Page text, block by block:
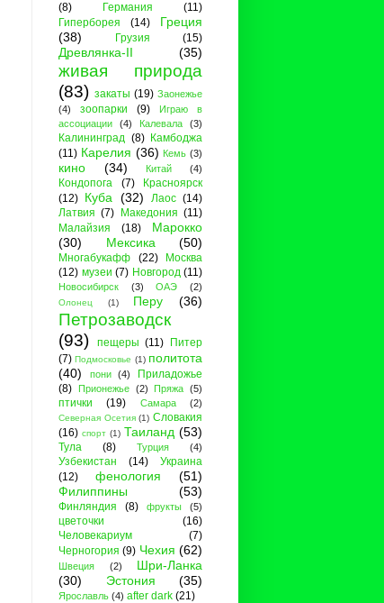
(8)
Германия
(11)
Гиперборея
(14)
Греция
(38)
Грузия (15)
Древлянка-II (35)
живая природа
(83) закаты (19) Заонежье
(4)
зоопарки (9)
Играю в
ассоциации
(4) Калевала (3)
Калининград (8)
Камбоджа
(11) Карелия (36) Кемь (3)
кино (34) Китай (4)
Кондопога (7)
Красноярск
(12) Куба (32) Лаос (14)
Латвия (7) Македония (11)
Малайзия
(18)
Марокко
(30)
Мексика (50)
Многабукафф (22)
Москва
(12) музеи (7) Новгород (11)
Новосибирск (3) ОАЭ (2)
Олонец (1) Перу (36)
Петрозаводск
(93)
пещеры (11)
Питер
(7) Подмосковье (1) политота
(40)
пони (4)
Приладожье
(8) Прионежье (2) Пряжа (5)
птички (19) Самара (2)
Северная Осетия (1) Словакия
(16) спорт (1) Таиланд (53)
Тула (8) Турция (4)
Узбекистан (14)
Украина
(12)
фенология
(51)
Филиппины
(53)
Финляндия (8) фрукты (5)
цветочки
(16)
Человекариум
(7)
Черногория (9) Чехия (62)
Швеция (2)
Шри-Ланка
(30)
Эстония (35)
Ярославль (4) after dark (21)